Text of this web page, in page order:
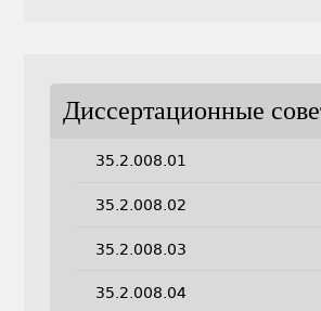
Диссертационные
35.2.008.01
35.2.008.02
35.2.008.03
35.2.008.04